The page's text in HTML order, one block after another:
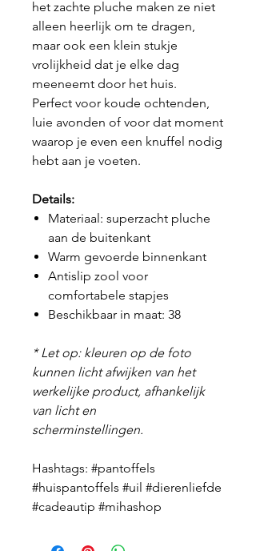
het zachte pluche maken ze niet
alleen heerlijk om te dragen,
maar ook een klein stukje
vrolijkheid dat je elke dag
meeneemt door het huis.
Perfect voor koude ochtenden,
luie avonden of voor dat moment
waarop je even een knuffel nodig
hebt aan je voeten.
Details:
Materiaal: superzacht pluche
aan de buitenkant
Warm gevoerde binnenkant
Antislip zool voor
comfortabele stapjes
Beschikbaar in maat: 38
* Let op: kleuren op de foto
kunnen licht afwijken van het
werkelijke product, afhankelijk
van licht en
scherminstellingen.
Hashtags: #pantoffels
#huispantoffels #uil #dierenliefde
#cadeautip #mihashop